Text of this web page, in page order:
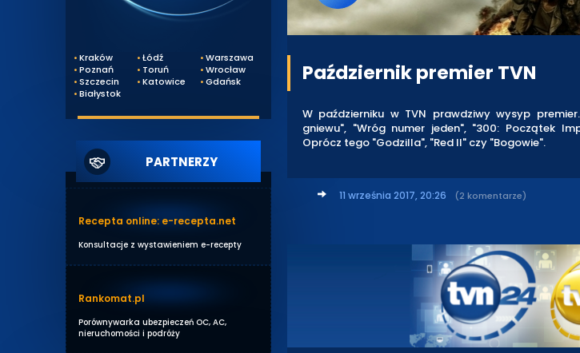
Kraków Łódź
Warszawa
Poznań
Toruń
Wrocław
Szczecin
Katowice
Gdańsk
Białystok
PARTNERZY
Recepta online: e-recepta.net
Konsultacje z wystawieniem e-recepty
Rankomat.pl
Porównywarka ubezpieczeń OC, AC,
nieruchomości i podróży
Październik premier TVN
W październiku w TVN prawdziwy wysyp
gniewu", "Wróg numer jeden", "300: Początek
Oprócz tego "Godzilla", "Red II" czy "Bogowie".
11 września 2017, 20:26 (2 komentarze)